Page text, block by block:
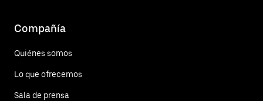
Compañía
Quiénes somos
Lo que ofrecemos
Sala de prensa